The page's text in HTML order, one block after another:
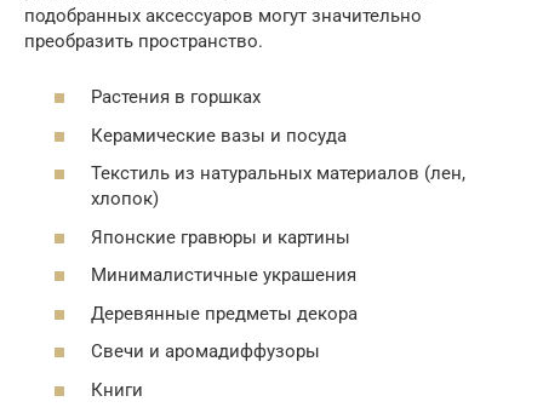
подобранных аксессуаров могут значительно
преобразить пространство.
Растения в горшках
Керамические вазы и посуда
Текстиль из натуральных материалов (лен,
хлопок)
Японские гравюры и картины
Минималистичные украшения
Деревянные предметы декора
Свечи и аромадиффузоры
Книги